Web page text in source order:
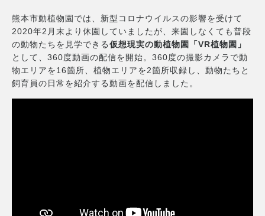
熊本市動植物園では、新型コロナウイルスの影響を受けて
2020年2月末より休園していましたが、来園しなくても普段
の動物たちを見学できる仮想現実の動植物園「VR植物園」
として、360度動画の配信を開始。360度の撮影カメラで動
物エリアを16箇所、植物エリアを2箇所収録し、動物たちと
飼育員の日常を紹介する動画を配信しました。